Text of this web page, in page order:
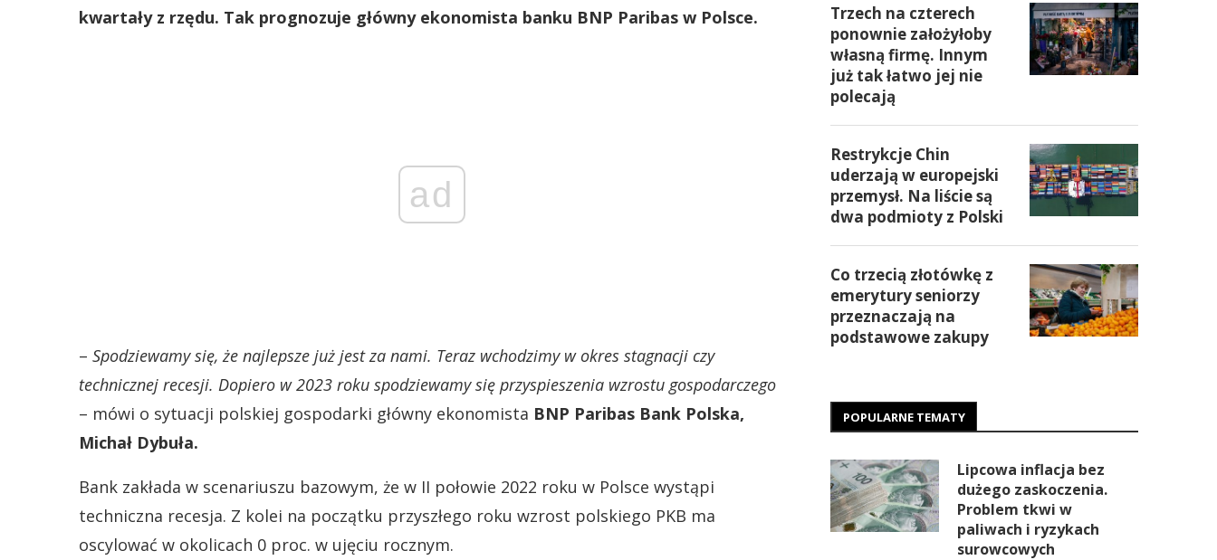
kwartały z rzędu. Tak prognozuje główny ekonomista banku BNP Paribas w Polsce.
ad
– Spodziewamy się, że najlepsze już jest za nami. Teraz wchodzimy w okres stagnacji czy
technicznej recesji. Dopiero w 2023 roku spodziewamy się przyspieszenia wzrostu gospodarczego
– mówi o sytuacji polskiej gospodarki główny ekonomista BNP Paribas Bank Polska,
Michał Dybuła.
Bank zakłada w scenariuszu bazowym, że w II połowie 2022 roku w Polsce wystąpi
techniczna recesja. Z kolei na początku przyszłego roku wzrost polskiego PKB ma
oscylować w okolicach 0 proc. w ujęciu rocznym.
Trzech na czterech
ponownie założyłoby
własną firmę. Innym
już tak łatwo jej nie
polecają
Restrykcje Chin
uderzają w europejski
przemysł. Na liście są
dwa podmioty z Polski
Co trzecią złotówkę z
emerytury seniorzy
przeznaczają na
podstawowe zakupy
POPULARNE TEMATY
Lipcowa inflacja bez
dużego zaskoczenia.
Problem tkwi w
paliwach i ryzykach
surowcowych